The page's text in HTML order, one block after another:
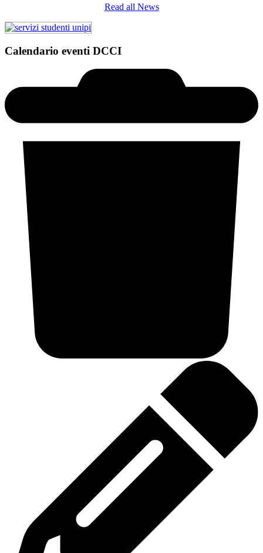
Read all News
Calendario eventi DCCI